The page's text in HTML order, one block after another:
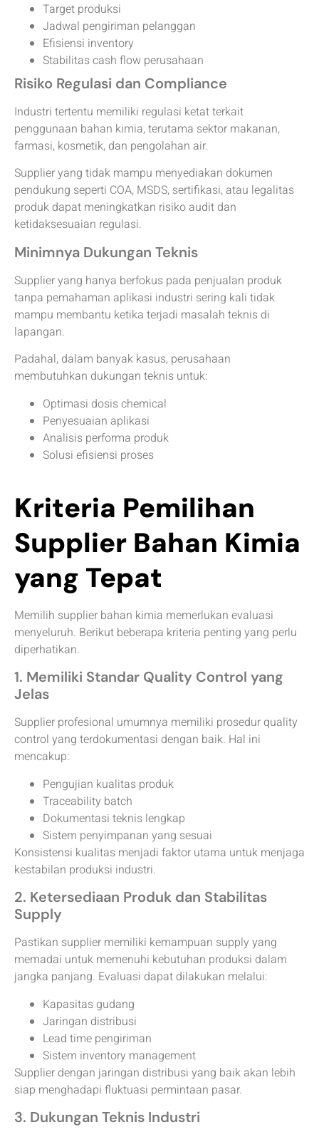
Target produksi
Jadwal pengiriman pelanggan
Efisiensi inventory
Stabilitas cash flow perusahaan
Risiko Regulasi dan Compliance
Industri tertentu memiliki regulasi ketat terkait
penggunaan bahan kimia, terutama sektor makanan,
farmasi, kosmetik, dan pengolahan air.
Supplier yang tidak mampu menyediakan dokumen
pendukung seperti COA, MSDS, sertifikasi, atau legalitas
produk dapat meningkatkan risiko audit dan
ketidaksesuaian regulasi.
Minimnya Dukungan Teknis
Supplier yang hanya berfokus pada penjualan produk
tanpa pemahaman aplikasi industri sering kali tidak
mampu membantu ketika terjadi masalah teknis di
lapangan.
Padahal, dalam banyak kasus, perusahaan
membutuhkan dukungan teknis untuk:
Optimasi dosis chemical
Penyesuaian aplikasi
Analisis performa produk
Solusi efisiensi proses
Kriteria Pemilihan
Supplier Bahan Kimia
yang Tepat
Memilih supplier bahan kimia memerlukan evaluasi
menyeluruh. Berikut beberapa kriteria penting yang perlu
diperhatikan.
1. Memiliki Standar Quality Control yang
Jelas
Supplier profesional umumnya memiliki prosedur quality
control yang terdokumentasi dengan baik. Hal ini
mencakup:
Pengujian kualitas produk
Traceability batch
Dokumentasi teknis lengkap
Sistem penyimpanan yang sesuai
Konsistensi kualitas menjadi faktor utama untuk menjaga
kestabilan produksi industri.
2. Ketersediaan Produk dan Stabilitas
Supply
Pastikan supplier memiliki kemampuan supply yang
memadai untuk memenuhi kebutuhan produksi dalam
jangka panjang. Evaluasi dapat dilakukan melalui:
Kapasitas gudang
Jaringan distribusi
Lead time pengiriman
Sistem inventory management
Supplier dengan jaringan distribusi yang baik akan lebih
siap menghadapi fluktuasi permintaan pasar.
3. Dukungan Teknis Industri